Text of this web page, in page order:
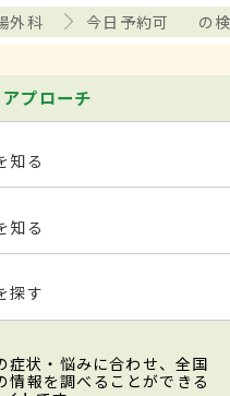
外科 今日予約可 の
プローチ
知る
知る
探す
症状・悩みに合わせ、全国
情報を調べることができる